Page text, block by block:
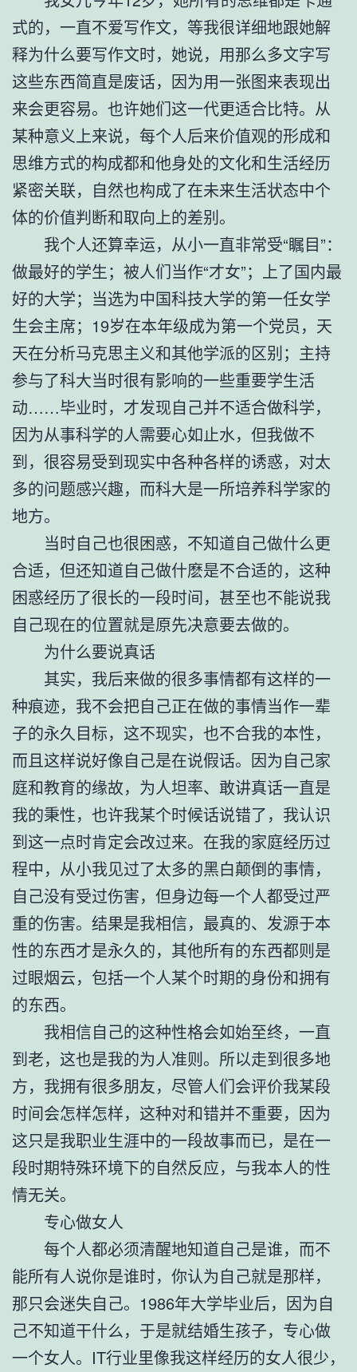
式的，一直不爱写作文，等我很详细地跟她解
释为什么要写作文时，她说，用那么多文字写
这些东西简直是废话，因为用一张图来表现出
来会更容易。也许她们这一代更适合比特。从
某种意义上来说，每个人后来价值观的形成和
思维方式的构成都和他身处的文化和生活经历
紧密关联，自然也构成了在未来生活状态中个
体的价值判断和取向上的差别。
我个人还算幸运，从小一直非常受“瞩目”：
做最好的学生；被人们当作“才女”；上了国内最
好的大学；当选为中国科技大学的第一任女学
生会主席；19岁在本年级成为第一个党员，天
天在分析马克思主义和其他学派的区别；主持
参与了科大当时很有影响的一些重要学生活
动……毕业时，才发现自己并不适合做科学，
因为从事科学的人需要心如止水，但我做不
到，很容易受到现实中各种各样的诱惑，对太
多的问题感兴趣，而科大是一所培养科学家的
地方。
当时自己也很困惑，不知道自己做什么更
合适，但还知道自己做什麽是不合适的，这种
困惑经历了很长的一段时间，甚至也不能说我
自己现在的位置就是原先决意要去做的。
为什么要说真话
其实，我后来做的很多事情都有这样的一
种痕迹，我不会把自己正在做的事情当作一辈
子的永久目标，这不现实，也不合我的本性，
而且这样说好像自己是在说假话。因为自己家
庭和教育的缘故，为人坦率、敢讲真话一直是
我的秉性，也许我某个时候话说错了，我认识
到这一点时肯定会改过来。在我的家庭经历过
程中，从小我见过了太多的黑白颠倒的事情，
自己没有受过伤害，但身边每一个人都受过严
重的伤害。结果是我相信，最真的、发源于本
性的东西才是永久的，其他所有的东西都则是
过眼烟云，包括一个人某个时期的身份和拥有
的东西。
我相信自己的这种性格会如始至终，一直
到老，这也是我的为人准则。所以走到很多地
方，我拥有很多朋友，尽管人们会评价我某段
时间会怎样怎样，这种对和错并不重要，因为
这只是我职业生涯中的一段故事而已，是在一
段时期特殊环境下的自然反应，与我本人的性
情无关。
专心做女人
每个人都必须清醒地知道自己是谁，而不
能所有人说你是谁时，你认为自己就是那样，
那只会迷失自己。1986年大学毕业后，因为自
己不知道干什么，于是就结婚生孩子，专心做
一个女人。IT行业里像我这样经历的女人很少，